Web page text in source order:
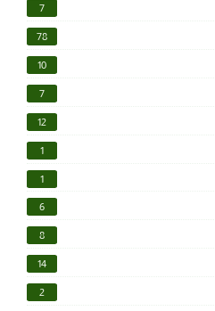
7
78
10
7
12
1
1
6
8
14
2